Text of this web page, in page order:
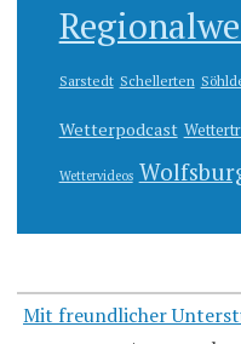
Sarstedt Schellerten
Wetterpodcast
Wettervideos
Mit freundlicher